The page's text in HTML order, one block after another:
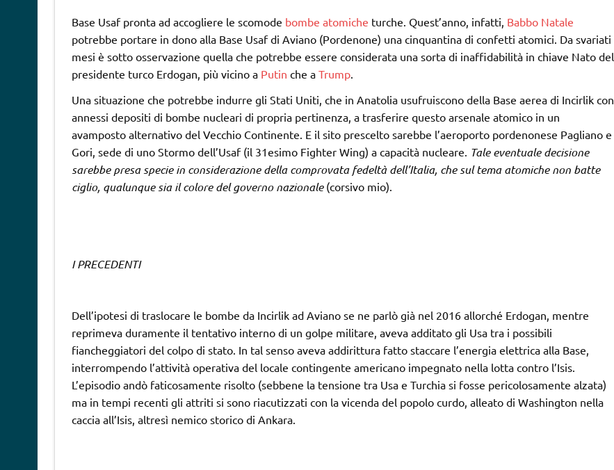
Base Usaf pronta ad accogliere le scomode bombe atomiche turche. Quest’anno, infatti, Babbo Natale
potrebbe portare in dono alla Base Usaf di Aviano (Pordenone) una cinquantina di confetti atomici. Da svariati
mesi è sotto osservazione quella che potrebbe essere considerata una sorta di inaffidabilità in chiave Nato del
presidente turco Erdogan, più vicino a Putin che a Trump.
Una situazione che potrebbe indurre gli Stati Uniti, che in Anatolia usufruiscono della Base aerea di Incirlik con
annessi depositi di bombe nucleari di propria pertinenza, a trasferire questo arsenale atomico in un
avamposto alternativo del Vecchio Continente. E il sito prescelto sarebbe l’aeroporto pordenonese Pagliano e
Gori, sede di uno Stormo dell’Usaf (il 31esimo Fighter Wing) a capacità nucleare. Tale eventuale decisione
sarebbe presa specie in considerazione della comprovata fedeltà dell’Italia, che sul tema atomiche non batte
ciglio, qualunque sia il colore del governo nazionale(corsivo mio).
I PRECEDENTI
Dell’ipotesi di traslocare le bombe da Incirlik ad Aviano se ne parlò già nel 2016 allorché Erdogan, mentre
reprimeva duramente il tentativo interno di un golpe militare, aveva additato gli Usa tra i possibili
fiancheggiatori del colpo di stato. In tal senso aveva addirittura fatto staccare l’energia elettrica alla Base,
interrompendo l’attività operativa del locale contingente americano impegnato nella lotta contro l’Isis.
L’episodio andò faticosamente risolto (sebbene la tensione tra Usa e Turchia si fosse pericolosamente alzata)
ma in tempi recenti gli attriti si sono riacutizzati con la vicenda del popolo curdo, alleato di Washington nella
caccia all’Isis, altresì nemico storico di Ankara.